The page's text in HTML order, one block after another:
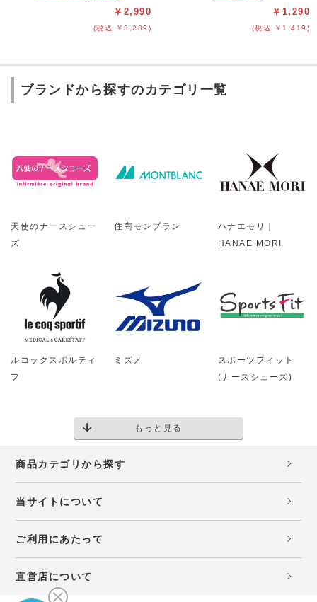
￥2,990
(税込 ￥3,289)
￥1,290
(税込 ￥1,419)
ブランドから探すのカテゴリ一覧
天使のナースシュー
ズ
住商モンブラン
ハナエモリ｜
HANAE MORI
ルコックスポルティ
フ
ミズノ
スポーツフィット
(ナースシューズ)
もっと見る
商品カテゴリから探す
当サイトについて
ご利用にあたって
直営店について